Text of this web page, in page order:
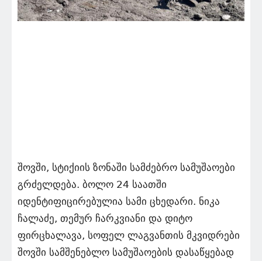
შოვში, სტიქიის ზონაში სამძებრო სამუშაოები
გრძელდება. ბოლო 24 საათში
იდენტიფიცირებულია სამი ცხედარი. ნიკა
ჩალაძე, თემურ ჩარკვიანი და დიტო
ფირცხალავა, სოფელ ლაგვანთის მკვიდრები
შოვში სამშენებლო სამუშაოების დასაწყებად